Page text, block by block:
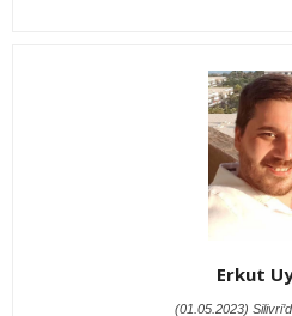
Erkut
(01.05.2023)